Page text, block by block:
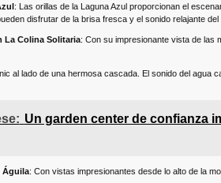
: Las orillas de la Laguna Azul proporcionan el
disfrutar de la brisa fresca y el sonido relajante
La Colina Solitaria: Con su impresionante vista de las
al lado de una hermosa cascada. El sonido del agua
Un garden center de confianza
Águila: Con vistas impresionantes desde lo alto de la